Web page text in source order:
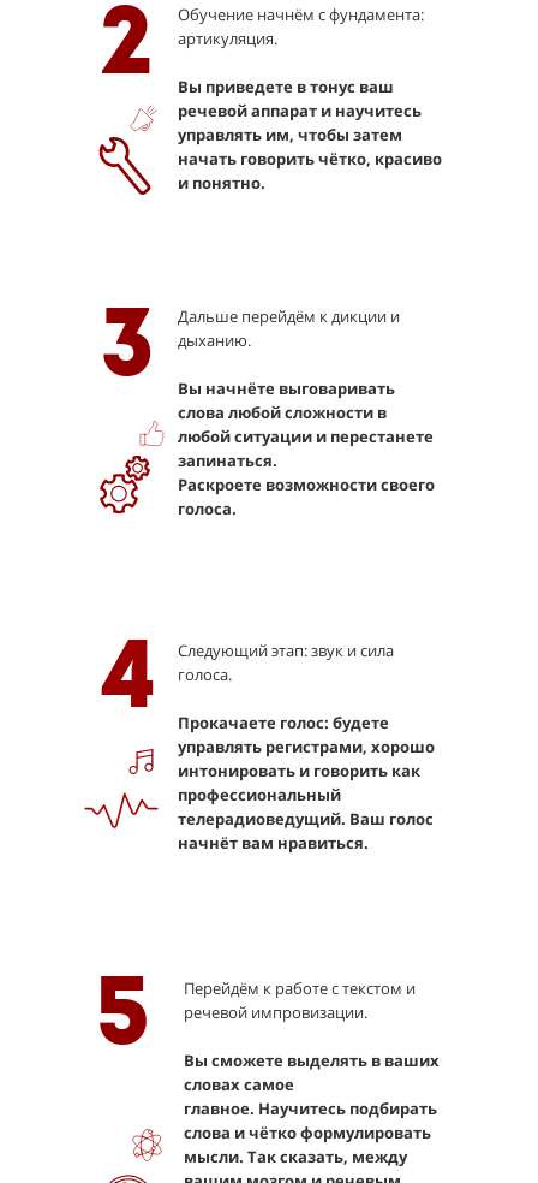
Обучение начнём с фундамента:
артикуляция.
Вы приведете в тонус ваш
речевой аппарат и научитесь
управлять им, чтобы затем
начать говорить чётко, красиво
и понятно.
2
Дальше перейдём к дикции и
дыханию.
Вы начнёте выговаривать
слова любой сложности в
любой ситуации и перестанете
запинаться.
Раскроете возможности своего
голоса.
3
Следующий этап: звук и сила
голоса.
Прокачаете голос: будете
управлять регистрами, хорошо
интонировать и говорить как
профессиональный
телерадиоведущий. Ваш голос
начнёт вам нравиться.
4
Перейдём к работе с текстом и
речевой импровизации.
Вы сможете выделять в ваших
словах самое
главное. Научитесь подбирать
слова и чётко формулировать
мысли. Так сказать, между
5